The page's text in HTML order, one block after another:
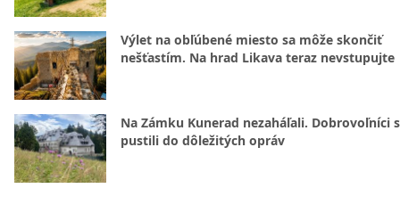
Výlet na obľúbené miesto sa môže skončiť
nešťastím. Na hrad Likava teraz nevstupujte
Na Zámku Kunerad nezaháľali. Dobrovoľníci
pustili do dôležitých opráv